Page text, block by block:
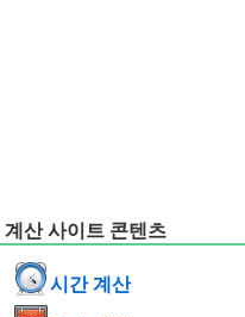
계산 사이트 콘텐츠
시간 계산